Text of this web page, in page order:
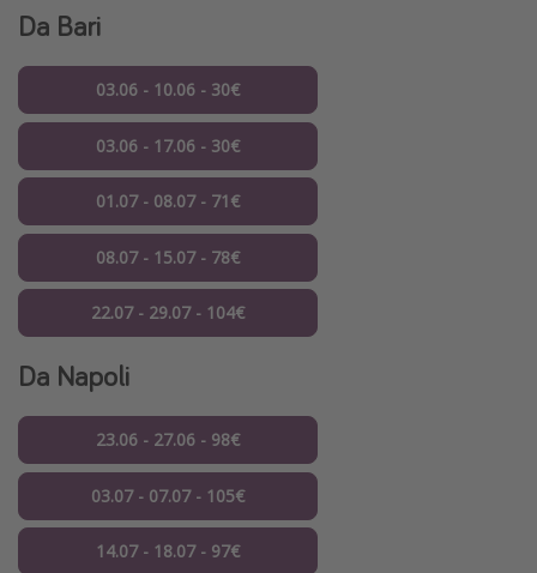
Da Bari
03.06 - 10.06 - 30€
03.06 - 17.06 - 30€
01.07 - 08.07 - 71€
08.07 - 15.07 - 78€
22.07 - 29.07 - 104€
Da Napoli
23.06 - 27.06 - 98€
03.07 - 07.07 - 105€
14.07 - 18.07 - 97€